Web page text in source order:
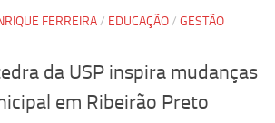
FERREIRA/ EDUCAÇÃO/ GESTÃO
da USP inspira mudanças
em Ribeirão Preto